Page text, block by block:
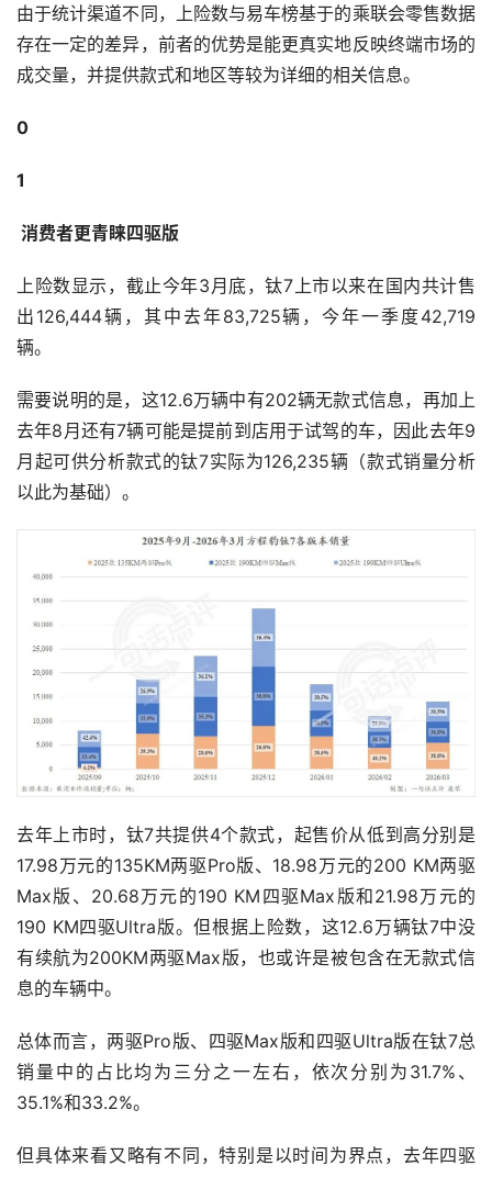
由于统计渠道不同，上险数与易车榜基于的乘联会零售数据
存在一定的差异，前者的优势是能更真实地反映终端市场的
成交量，并提供款式和地区等较为详细的相关信息。
0
1
消费者更青睐四驱版
上险数显示，截止今年3月底，钛7上市以来在国内共计售
出126,444辆，其中去年83,725辆，今年一季度42,719
辆。
需要说明的是，这12.6万辆中有202辆无款式信息，再加上
去年8月还有7辆可能是提前到店用于试驾的车，因此去年9
月起可供分析款式的钛7实际为126,235辆（款式销量分析
以此为基础）。
去年上市时，钛7共提供4个款式，起售价从低到高分别是
17.98万元的135KM两驱Pro版、18.98万元的200 KM两驱
Max版、20.68万元的190 KM四驱Max版和21.98万元的
190 KM四驱Ultra版。但根据上险数，这12.6万辆钛7中没
有续航为200KM两驱Max版，也或许是被包含在无款式信
息的车辆中。
总体而言，两驱Pro版、四驱Max版和四驱Ultra版在钛7总
销量中的占比均为三分之一左右，依次分别为31.7%、
35.1%和33.2%。
但具体来看又略有不同，特别是以时间为界点，去年四驱